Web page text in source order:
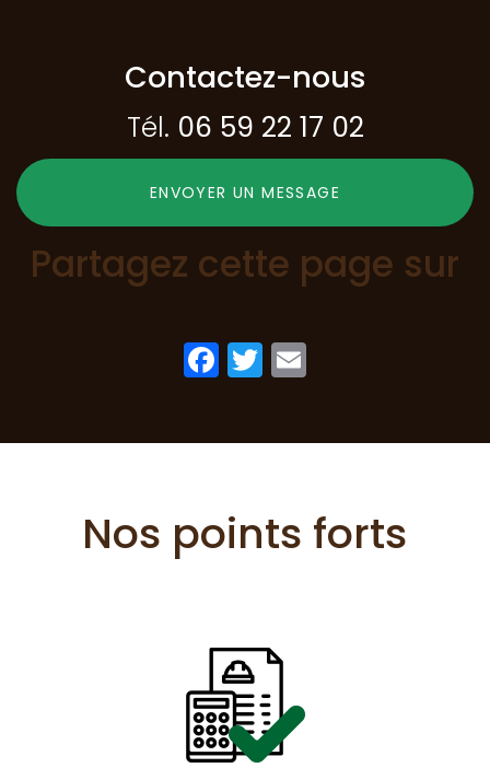
Contactez-nous
Tél. 06 59 22 17 02
ENVOYER UN MESSAGE
Partagez cette page sur
Facebook
Twitter
Nos points forts